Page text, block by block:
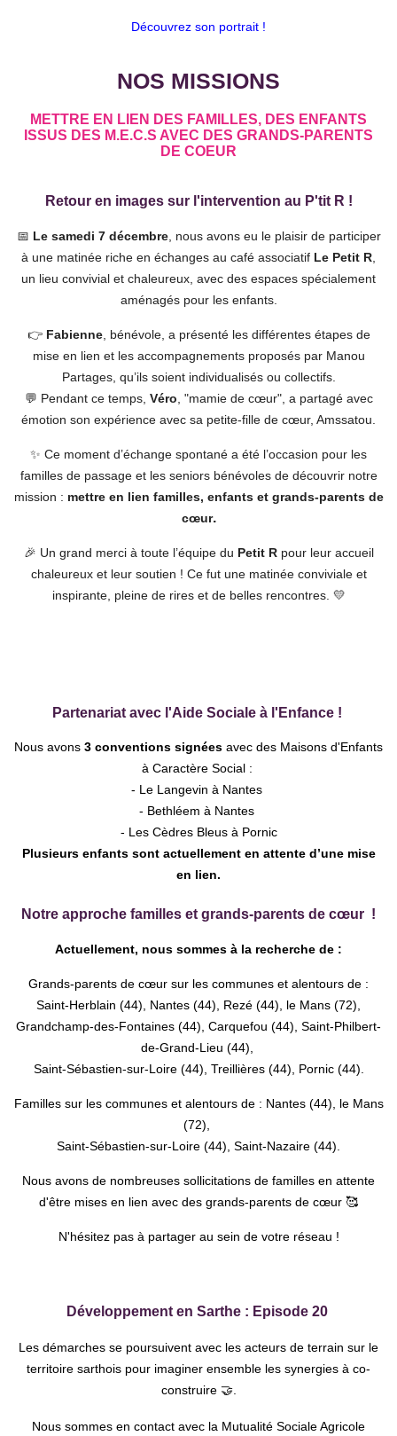
Découvrez son portrait !
NOS MISSIONS
METTRE EN LIEN DES FAMILLES, DES ENFANTS
ISSUS DES M.E.C.S AVEC DES GRANDS-PARENTS
DE COEUR
Retour en images sur l'intervention au P'tit R !
📅 Le samedi 7 décembre, nous avons eu le plaisir de participer
à une matinée riche en échanges au café associatif Le Petit R
un lieu convivial et chaleureux, avec des espaces spécialement
aménagés pour les enfants.
👉 Fabienne, bénévole, a présenté les différentes étapes de
mise en lien et les accompagnements proposés par Manou
Partages, qu’ils soient individualisés ou collectifs.
💬 Pendant ce temps, Véro , "mamie de cœur", a partagé avec
émotion son expérience avec sa petite-fille de cœur, Amssatou.
✨ Ce moment d’échange spontané a été l’occasion pour les
familles de passage et les seniors bénévoles de découvrir notre
mission : mettre en lien familles, enfants et grands-parents de
cœur.
🎉 Un grand merci à toute l’équipe du Petit Rpour leur accueil
chaleureux et leur soutien ! Ce fut une matinée conviviale et
inspirante, pleine de rires et de belles rencontres. 💛
Partenariat avec l'Aide Sociale à l'Enfance !
Nous avons 3 conventions signées avec des Maisons d'Enfants
à Caractère Social :
- Le Langevin à Nantes
- Bethléem à Nantes
- Les Cèdres Bleus à Pornic
Plusieurs enfants sont actuellement en attente d’une mise
en lien.
Notre approche familles et grands-parents de cœur !
Actuellement, nous sommes à la recherche de :
Grands-parents de cœur sur les communes et alentours de :
Saint-Herblain (44), Nantes (44), Rezé (44), le Mans (72),
Grandchamp-des-Fontaines (44), Carquefou (44), Saint-Philbert-
de-Grand-Lieu (44),
Saint-Sébastien-sur-Loire (44), Treillières (44), Pornic (44).
Familles sur les communes et alentours de : Nantes (44), le Mans
(72),
Saint-Sébastien-sur-Loire (44), Saint-Nazaire (44).
Nous avons de nombreuses sollicitations de familles en attente
d'être mises en lien avec des grands-parents de cœur 🥰
N'hésitez pas à partager au sein de votre réseau !
Développement en Sarthe : Episode 20
Les démarches se poursuivent avec les acteurs de terrain sur le
territoire sarthois pour imaginer ensemble les synergies à co-
construire 🤝.
Nous sommes en contact avec la Mutualité Sociale Agricole